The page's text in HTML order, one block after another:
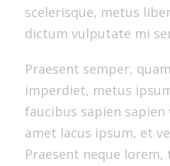
scelerisque, metus
dictum vulputate mi
Praesent semper,
imperdiet, metus
faucibus sapien sapien
amet lacus ipsum, et
Praesent neque